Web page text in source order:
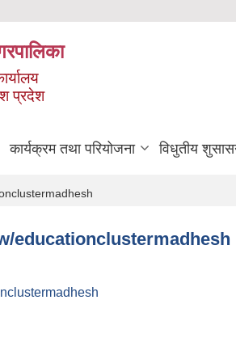
प्रदेश
कार्यक्रम तथा परियोजना विधुतीय
educationclustermadhesh